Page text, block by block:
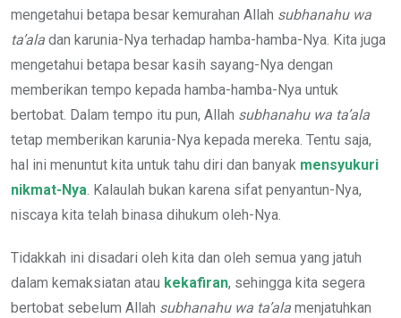
mengetahui betapa besar kemurahan Allah subhanahu wa
ta’ala dan karunia-Nya terhadap hamba-hamba-Nya. Kita juga
mengetahui betapa besar kasih sayang-Nya dengan
memberikan tempo kepada hamba-hamba-Nya untuk
bertobat. Dalam tempo itu pun, Allah subhanahu wa ta’ala
tetap memberikan karunia-Nya kepada mereka. Tentu saja,
hal ini menuntut kita untuk tahu diri dan banyak mensyukuri
nikmat-Nya. Kalaulah bukan karena sifat penyantun-Nya,
niscaya kita telah binasa dihukum oleh-Nya.
Tidakkah ini disadari oleh kita dan oleh semua yang jatuh
dalam kemaksiatan atau kekafiran, sehingga kita segera
bertobat sebelum Allah subhanahu wa ta’ala menjatuhkan